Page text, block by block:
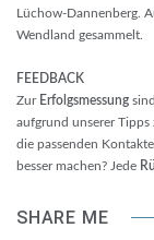
Lüchow-Dannenberg.
Wendland gesammelt.
FEEDBACK
Zur Erfolgsmessung
aufgrund unserer Tipps
die passenden
besser machen? Jede
SHARE ME